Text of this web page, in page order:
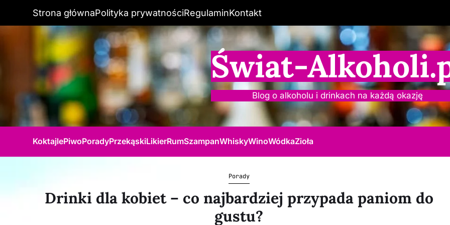
Strona głównaPolityka prywatnościRegulaminKontakt
Świat-
Blog o alkoholu i drinkach na każdą okazję
KoktajlePiwoPoradyPrzekąskiLikierRumSzampanWhiskyWinoWódkaZioła
Porady
Drinki dla kobiet – co najbardziej przypada paniom do
gustu?